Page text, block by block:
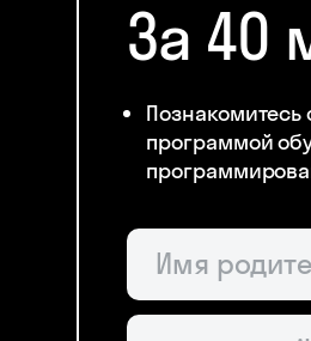
За 40
Познакомитесь
программой